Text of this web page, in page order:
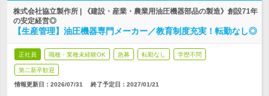
株式会社協立製作所 | 《建設・産業・農業用油圧機器部品の製造》創設71年
の安定経営◎
【生産管理】油圧機器専門メーカー／教育制度充実！転勤なし◎
正社員 職種・業種未経験OK 急募 転勤なし 学歴不問
第二新卒歓迎
情報更新日：2026/07/31 終了予定日： 2027/01/21